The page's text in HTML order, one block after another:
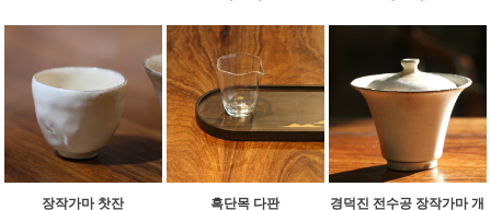
장작가마 찻잔 흑단목 다판
경덕진 전수공 장작가마 개